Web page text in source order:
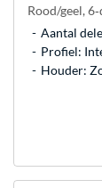
Rood/geel,
Aantal
Profiel:
Houder: